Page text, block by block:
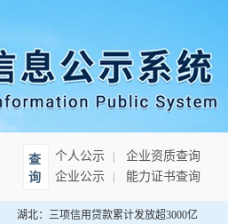
查
询
个人公示
企业资质查询
企业公示
能力证书查询
湖北：三项信用贷款累计发放超3000亿